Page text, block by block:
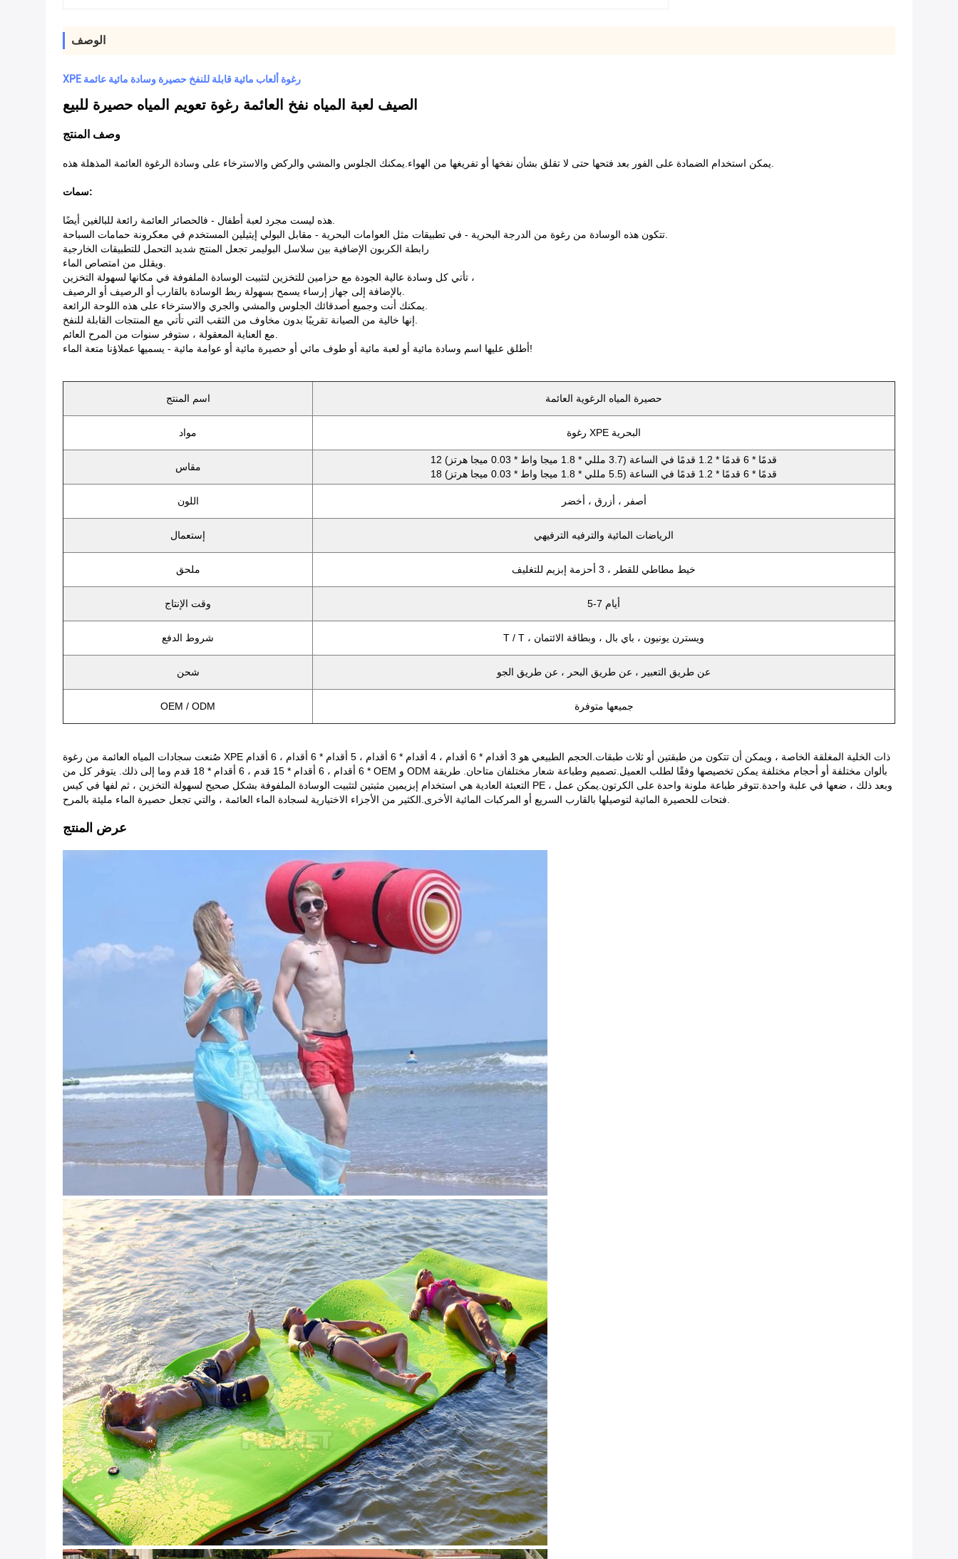
الوصف
XPE رغوة ألعاب مائية قابلة للنفخ حصيرة وسادة مائية عائمة
الصيف لعبة المياه نفخ العائمة رغوة تعويم المياه حصيرة للبيع
وصف المنتج
سمات:
رابطة الكربون الإضافية بين سلاسل البوليمر تجعل المنتج شديد التحمل للتطبيقات الخارجية
تأتي كل وسادة عالية الجودة مع حزامين للتخزين لتثبيت الوسادة الملفوفة في مكانها لسهولة التخزين ،
أطلق عليها اسم وسادة مائية أو لعبة مائية أو طوف مائي أو حصيرة مائية أو عوامة مائية - يسميها عملاؤنا متعة الماء!
اسم المنتج حصيرة المياه الرغوية العائمة
مواد رغوة XPE البحرية
مقاس
12 قدمًا * 6 قدمًا * 1.2 قدمًا في الساعة (3.7 مللي * 1.8 ميجا واط * 0.03 ميجا هرتز)
18 قدمًا * 6 قدمًا * 1.2 قدمًا في الساعة (5.5 مللي * 1.8 ميجا واط * 0.03 ميجا هرتز)
اللون أصفر ، أزرق ، أخضر
إستعمال الرياضات المائية والترفيه الترفيهي
ملحق خيط مطاطي للقطر ، 3 أحزمة إبزيم للتغليف
وقت الإنتاج 5-7 أيام
شروط الدفع T / T ، ويسترن يونيون ، باي بال ، وبطاقة الائتمان
شحن عن طريق التعبير ، عن طريق البحر ، عن طريق الجو
OEM / ODM جميعها متوفرة
صُنعت سجادات المياه العائمة من رغوة XPE ذات الخلية المغلقة الخاصة ، ويمكن أن تتكون من طبقتين أو ثلاث طبقات.الحجم الطبيعي هو 3 أقدام * 6 أقدام ، 4 أقدام * 6 أقدام ، 5 أقدام * 6 أقدام ، 6 أقدام
* 6 أقدام ، 6 أقدام * 15 قدم ، 6 أقدام * 18 قدم وما إلى ذلك. يتوفر كل من OEM و ODM بألوان مختلفة أو أحجام مختلفة يمكن تخصيصها وفقًا لطلب العميل.تصميم وطباعة شعار مختلفان متاحان. طريقة
التعبئة العادية هي استخدام إبزيمين مثبتين لتثبيت الوسادة الملفوفة بشكل صحيح لسهولة التخزين ، ثم لفها في كيس PE ، وبعد ذلك ، ضعها في علبة واحدة.تتوفر طباعة ملونة واحدة على الكرتون.يمكن عمل
عرض المنتج